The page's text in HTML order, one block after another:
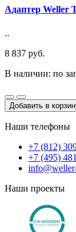
Адаптер Weller
..
8 837 руб.
В наличии: по
Добавить в
Наши телефоны
+7 (812)
+7 (495)
Наши проекты